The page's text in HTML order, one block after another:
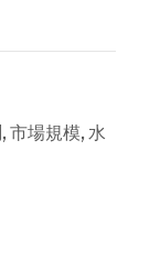
, 市場規模, 水